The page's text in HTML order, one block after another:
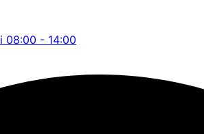
08:00 - 14:00